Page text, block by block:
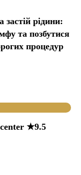
рідини:
та позбутися
процедур
★9.5